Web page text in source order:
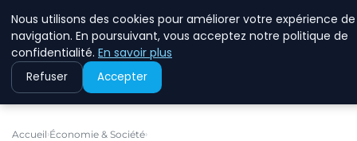
Accueil Économie & Société
Nous utilisons des cookies pour améliorer votre expérience de
navigation. En poursuivant, vous acceptez notre politique de
confidentialité. En savoir plus
Refuser Accepter